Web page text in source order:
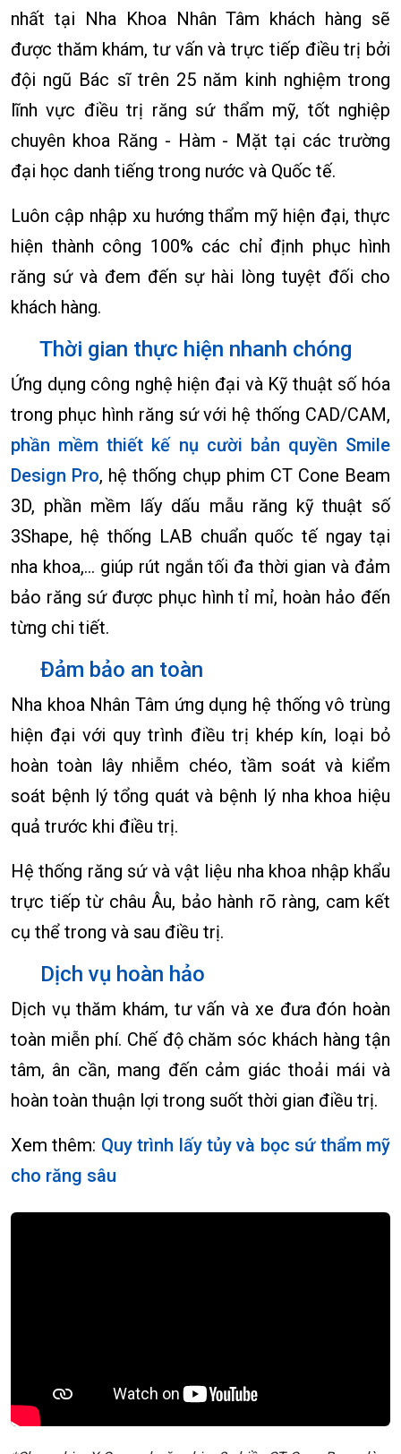
nhất tại Nha Khoa Nhân Tâm khách hàng sẽ
được thăm khám, tư vấn và trực tiếp điều trị bởi
đội ngũ Bác sĩ trên 25 năm kinh nghiệm trong
lĩnh vực điều trị răng sứ thẩm mỹ, tốt nghiệp
chuyên khoa Răng - Hàm - Mặt tại các trường
đại học danh tiếng trong nước và Quốc tế.
Luôn cập nhập xu hướng thẩm mỹ hiện đại, thực
hiện thành công 100% các chỉ định phục hình
răng sứ và đem đến sự hài lòng tuyệt đối cho
khách hàng.
Thời gian thực hiện nhanh chóng
Ứng dụng công nghệ hiện đại và Kỹ thuật số hóa
trong phục hình răng sứ với hệ thống CAD/CAM,
phần mềm thiết kế nụ cười bản quyền Smile
Design Pro, hệ thống chụp phim CT Cone Beam
3D, phần mềm lấy dấu mẫu răng kỹ thuật số
3Shape, hệ thống LAB chuẩn quốc tế ngay tại
nha khoa,... giúp rút ngắn tối đa thời gian và đảm
bảo răng sứ được phục hình tỉ mỉ, hoàn hảo đến
từng chi tiết.
Đảm bảo an toàn
Nha khoa Nhân Tâm ứng dụng hệ thống vô trùng
hiện đại với quy trình điều trị khép kín, loại bỏ
hoàn toàn lây nhiễm chéo, tầm soát và kiểm
soát bệnh lý tổng quát và bệnh lý nha khoa hiệu
quả trước khi điều trị.
Hệ thống răng sứ và vật liệu nha khoa nhập khẩu
trực tiếp từ châu Âu, bảo hành rõ ràng, cam kết
cụ thể trong và sau điều trị.
Dịch vụ hoàn hảo
Dịch vụ thăm khám, tư vấn và xe đưa đón hoàn
toàn miễn phí. Chế độ chăm sóc khách hàng tận
tâm, ân cần, mang đến cảm giác thoải mái và
hoàn toàn thuận lợi trong suốt thời gian điều trị.
Xem thêm: Quy trình lấy tủy và bọc sứ thẩm mỹ
cho răng sâu